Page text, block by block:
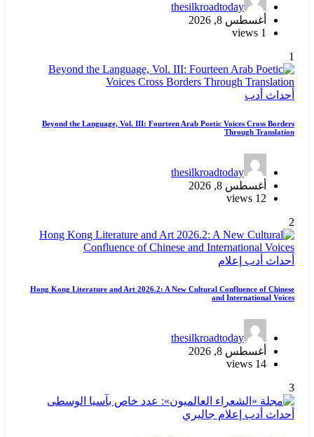
thesilkroadtoday
أغسطس 8, 2026
1 views
1
أحداث أدب
Beyond the Language, Vol. III: Fourteen Arab Poetic Voices Cross Borders
Through Translation
thesilkroadtoday
أغسطس 8, 2026
12 views
2
أحداث أدب إعلام
Hong Kong Literature and Art 2026.2: A New Cultural Confluence of Chinese
and International Voices
thesilkroadtoday
أغسطس 8, 2026
14 views
3
أحداث أدب إعلام جاليري